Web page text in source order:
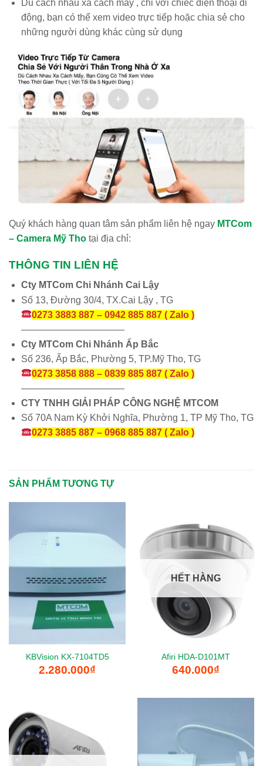
Dù cách nhau xa cách mấy , chỉ với chiếc điện thoại di
động, bạn có thể xem video trực tiếp hoặc chia sẻ cho
những người dùng khác cùng sử dụng
Quý khách hàng quan tâm sản phẩm liên hệ ngay MTCom
– Camera Mỹ Tho tại địa chỉ:
THÔNG TIN LIÊN HỆ
Cty MTCom Chi Nhánh Cai Lậy
Số 13, Đường 30/4, TX.Cai Lậy , TG
0273 3883 887 – 0942 885 887 ( Zalo )
———————————
Cty MTCom Chi Nhánh Ấp Bắc
Số 236, Ấp Bắc, Phường 5, TP.Mỹ Tho, TG
0273 3858 888 – 0839 885 887 ( Zalo )
———————————
CTY TNHH GIẢI PHÁP CÔNG NGHỆ MTCOM
Số 70A Nam Kỳ Khởi Nghĩa, Phường 1, TP Mỹ Tho, TG
0273 3885 887 – 0968 885 887 ( Zalo )
SẢN PHẨM TƯƠNG TỰ
KBVision KX-7104TD5
2.280.000₫
HẾT HÀNG
Afiri HDA-D101MT
640.000₫